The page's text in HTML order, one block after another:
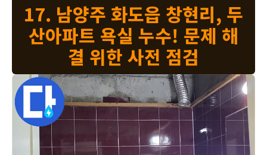
17. 남양주 화도읍 창현리, 두
산아파트 욕실 누수! 문제 해
결 위한 사전 점검